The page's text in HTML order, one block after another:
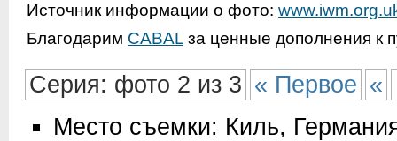
Источник информации о фото:
Благодарим CABAL за ценные дополнения к
Серия: фото 2 из 3 « Первое «
Место съемки: Киль,